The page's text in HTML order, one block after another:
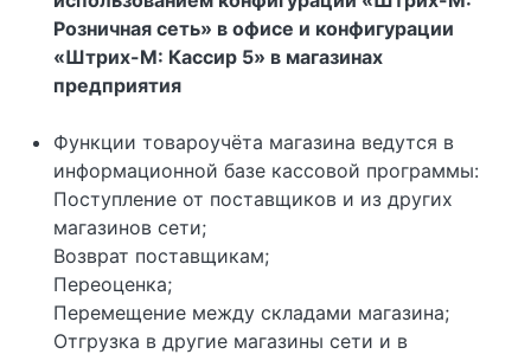
Розничная сеть» в офисе и конфигурации
«Штрих-М: Кассир 5» в магазинах
предприятия
Функции товароучёта магазина ведутся в
информационной базе кассовой программы:
Поступление от поставщиков и из других
магазинов сети;
Возврат поставщикам;
Переоценка;
Перемещение между складами магазина;
Отгрузка в другие магазины сети и в